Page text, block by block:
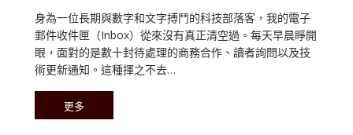
身為一位長期與數字和文字搏鬥的科技部落客，我的電子
郵件收件匣（Inbox）從來沒有真正清空過。每天早晨睜開
眼，面對的是數十封待處理的商務合作、讀者詢問以及技
術更新通知。這種揮之不去…
更多